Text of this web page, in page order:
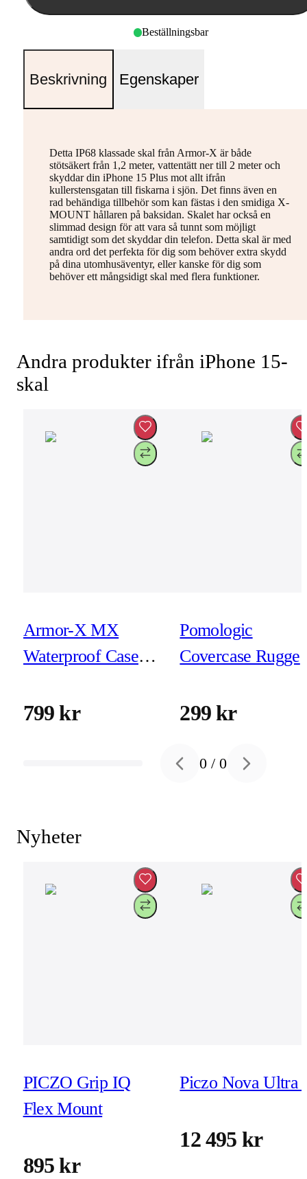
Beställningsbar
Beskrivning Egenskaper
Detta IP68 klassade skal från Armor-X är både
stötsäkert från 1,2 meter, vattentätt ner till 2 meter och
skyddar din iPhone 15 Plus mot allt ifrån
kullerstensgatan till fiskarna i sjön. Det finns även en
rad behändiga tillbehör som kan fästas i den smidiga X-
MOUNT hållaren på baksidan. Skalet har också en
slimmad design för att vara så tunnt som möjligt
samtidigt som det skyddar din telefon. Detta skal är med
andra ord det perfekta för dig som behöver extra skydd
på dina utomhusäventyr, eller kanske för dig som
behöver ett mångsidigt skal med flera funktioner.
Andra produkter ifrån iPhone 15-
skal
Armor-X MX
Waterproof Case
799 kr
Pomologic
Covercase
W/Magsafe
299 kr
Previous slide
0 /0 Next slide
Nyheter
PICZO Grip IQ
Flex Mount
895 kr
Piczo Nova Ultra
12 495 kr